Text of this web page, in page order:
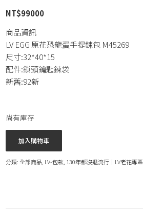
NT$99000
商品資訊
LV EGG 原花恐龍蛋手提鍊包 M45269
尺寸:32*40*15
配件:鎖頭鑰匙鍊袋
新舊:92新
尚有庫存
加入購物車
分類:全部商品 LV-包款 130年都沒退流行｜LV老花專區